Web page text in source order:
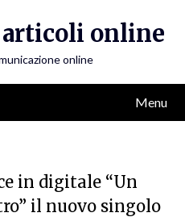
online
online
Menu
in digitale “Un
il nuovo singolo